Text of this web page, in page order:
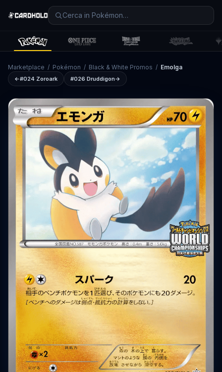
Marketplace / Pokémon / Black & White Promos / Emolga
←#024 Zoroark #026 Druddigon→